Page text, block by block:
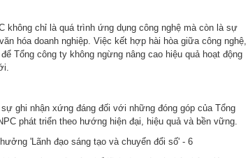
không chỉ là quá trình ứng dụng công nghệ mà còn là sự
hóa doanh nghiệp. Việc kết hợp hài hòa giữa công nghệ,
Tổng công ty không ngừng nâng cao hiệu quả hoạt động
ghi nhận xứng đáng đối với những đóng góp của Tổng
phát triển theo hướng hiện đại, hiệu quả và bền vững.